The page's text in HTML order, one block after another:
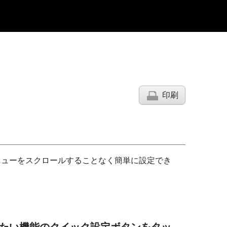
印刷
ーをスクロールすることなく簡単に設定でき